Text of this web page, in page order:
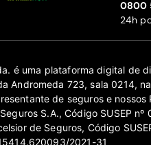
‍0800
24h
é uma plataforma digital de
Andromeda 723, sala 0214,
de seguros e
S.A., Código SUSEP nº
de Seguros, Código
2021-31